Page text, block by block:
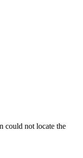
could not locate the